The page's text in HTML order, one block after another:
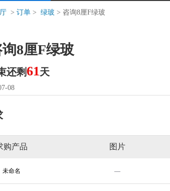
> 订单 > 绿玻 > 咨询8厘F绿玻
8厘F绿玻
还剩61天
08
购产品 图片
未命名 —